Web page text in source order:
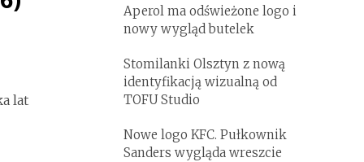
lat
Aperol ma odświeżone logo i
nowy wygląd butelek
Stomilanki Olsztyn z nową
identyfikacją wizualną od
TOFU Studio
Nowe logo KFC. Pułkownik
Sanders wygląda wreszcie